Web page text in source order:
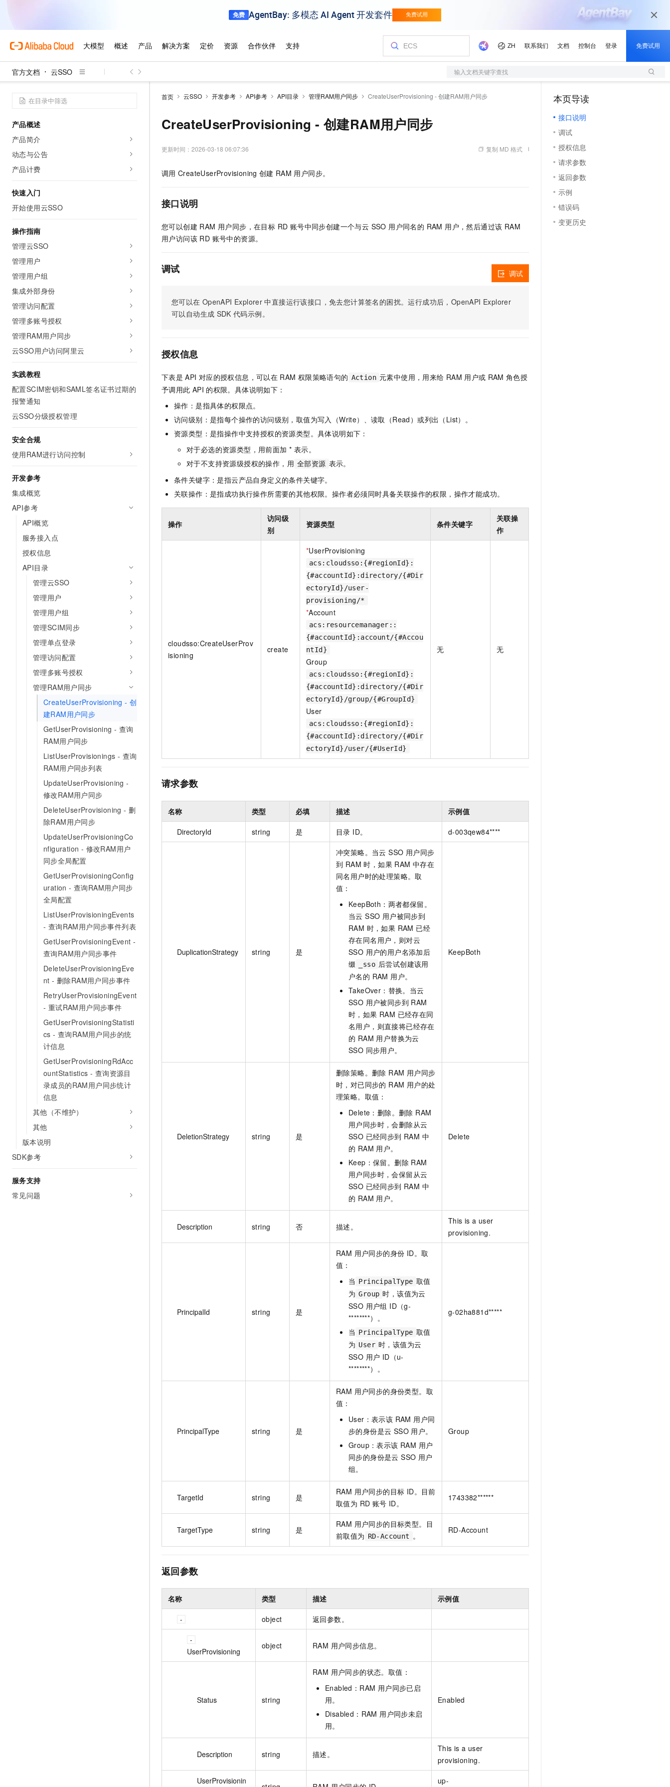
官方文档 云SSO 输入文档关键字查找
产品概述
产品简介
动态与公告
产品计费
快速入门
开始使用云SSO
操作指南
管理云SSO
管理用户
管理用户组
集成外部身份
管理访问配置
管理多账号授权
管理RAM用户同步
云SSO用户访问阿里云
实践教程
配置SCIM密钥和SAML签名证书过期的
报警通知
云SSO分级授权管理
安全合规
使用RAM进行访问控制
开发参考
集成概览
API参考
API概览
服务接入点
授权信息
API目录
管理云SSO
管理用户
管理用户组
管理SCIM同步
管理单点登录
管理访问配置
管理多账号授权
管理RAM用户同步
CreateUserProvisioning - 创
建RAM用户同步
GetUserProvisioning - 查询
RAM用户同步
ListUserProvisionings - 查询
RAM用户同步列表
UpdateUserProvisioning -
修改RAM用户同步
DeleteUserProvisioning - 删
除RAM用户同步
UpdateUserProvisioningCo
nfiguration - 修改RAM用户
同步全局配置
GetUserProvisioningConfig
uration - 查询RAM用户同步
全局配置
ListUserProvisioningEvents
- 查询RAM用户同步事件列表
GetUserProvisioningEvent -
查询RAM用户同步事件
DeleteUserProvisioningEve
nt - 删除RAM用户同步事件
RetryUserProvisioningEvent
- 重试RAM用户同步事件
GetUserProvisioningStatisti
cs - 查询RAM用户同步的统
计信息
GetUserProvisioningRdAcc
ountStatistics - 查询资源目
录成员的RAM用户同步统计
信息
其他（不维护）
其他
版本说明
SDK参考
服务支持
常见问题
首页 云SSO 开发参考 API参考 API目录 管理RAM用户同步 CreateUserProvisioning - 创建RAM用户同步
CreateUserProvisioning - 创建RAM用户同步
更新时间： 2026-03-18 06:07:36 复制 MD 格式
调用 CreateUserProvisioning 创建 RAM 用户同步。
接口说明
您可以创建 RAM 用户同步，在目标 RD 账号中同步创建一个与云 SSO 用户同名的 RAM 用户，然后通过该 RAM
用户访问该 RD 账号中的资源。
调试
您可以在 OpenAPI Explorer 中直接运行该接口，免去您计算签名的困扰。运行成功后，OpenAPI Explorer
可以自动生成 SDK 代码示例。
调试
授权信息
下表是 API 对应的授权信息，可以在 RAM 权限策略语句的 Action 元素中使用，用来给 RAM 用户或 RAM 角色授
予调用此 API 的权限。具体说明如下：
操作：是指具体的权限点。
访问级别：是指每个操作的访问级别，取值为写入（Write）、读取（Read）或列出（List）。
资源类型：是指操作中支持授权的资源类型。具体说明如下：
对于必选的资源类型，用前面加 * 表示。
对于不支持资源级授权的操作，用 全部资源 表示。
条件关键字：是指云产品自身定义的条件关键字。
关联操作：是指成功执行操作所需要的其他权限。操作者必须同时具备关联操作的权限，操作才能成功。
操作
访问级
别
资源类型 条件关键字
关联操
作
cloudsso:CreateUserProv
isioning
create
*UserProvisioning
acs:cloudsso:{#regionId}:
{#accountId}:directory/{#Dir
ectoryId}/user-
provisioning/*
*Account
acs:resourcemanager::
{#accountId}:account/{#Accou
ntId}
Group
acs:cloudsso:{#regionId}:
{#accountId}:directory/{#Dir
ectoryId}/group/{#GroupId}
User
acs:cloudsso:{#regionId}:
{#accountId}:directory/{#Dir
ectoryId}/user/{#UserId}
无 无
请求参数
名称 类型 必填 描述 示例值
DirectoryId string 是 目录 ID。 d-003qew84****
DuplicationStrategy string 是
冲突策略。当云 SSO 用户同步
到 RAM 时，如果 RAM 中存在
同名用户时的处理策略。取
值：
KeepBoth：两者都保留。
当云 SSO 用户被同步到
RAM 时，如果 RAM 已经
存在同名用户，则对云
SSO 用户的用户名添加后
缀
_sso 后尝试创建该用
户名的 RAM 用户。
TakeOver：替换。当云
SSO 用户被同步到 RAM
时，如果 RAM 已经存在同
名用户，则直接将已经存在
的 RAM 用户替换为云
SSO 同步用户。
KeepBoth
DeletionStrategy string 是
删除策略。删除 RAM 用户同步
时，对已同步的 RAM 用户的处
理策略。取值：
Delete：删除。删除 RAM
用户同步时，会删除从云
SSO 已经同步到 RAM 中
的 RAM 用户。
Keep：保留。删除 RAM
用户同步时，会保留从云
SSO 已经同步到 RAM 中
的 RAM 用户。
Delete
Description string 否 描述。
This is a user
provisioning.
PrincipalId string 是
RAM 用户同步的身份 ID。取
值：
当 PrincipalType 取值
为 Group 时，该值为云
SSO 用户组 ID（g-
********）。
当 PrincipalType 取值
为 User 时，该值为云
SSO 用户 ID（u-
********）。
g-02ha881d*****
PrincipalType string 是
RAM 用户同步的身份类型。取
值：
User：表示该 RAM 用户同
步的身份是云 SSO 用户。
Group：表示该 RAM 用户
同步的身份是云 SSO 用户
组。
Group
TargetId string 是
RAM 用户同步的目标 ID。目前
取值为 RD 账号 ID。
1743382******
TargetType string 是
RAM 用户同步的目标类型。目
前取值为 RD-Account 。
RD-Account
返回参数
名称 类型 描述 示例值
object 返回参数。
UserProvisioning
object RAM 用户同步信息。
Status string
RAM 用户同步的状态。取值：
Enabled：RAM 用户同步已启
用。
Disabled：RAM 用户同步未启
用。
Enabled
Description string 描述。
This is a user
provisioning.
UserProvisionin up-
本页导读
接口说明
调试
授权信息
请求参数
返回参数
示例
错误码
变更历史